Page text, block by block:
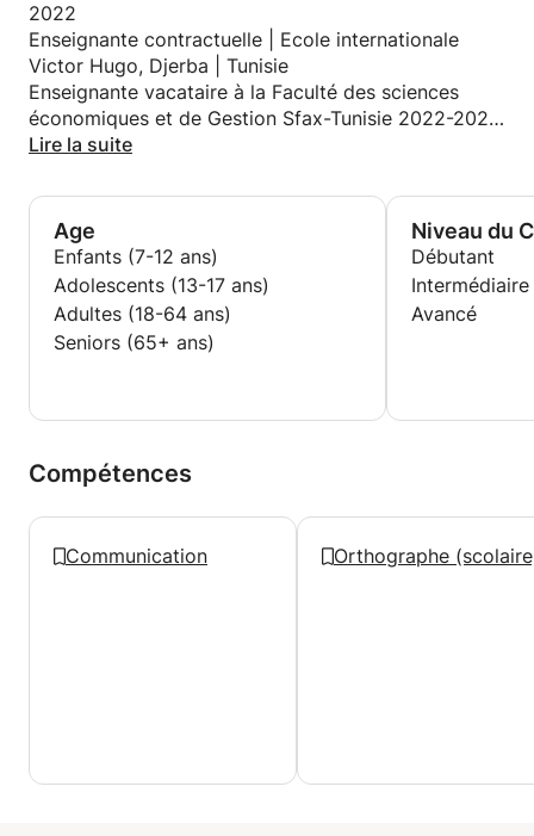
2022
Enseignante contractuelle | Ecole internationale
Victor Hugo, Djerba | Tunisie
Enseignante vacataire à la Faculté des sciences
économiques et de Gestion Sfax-Tunisie 2022-2023
Enseignante vacataire à la Faculté des sciences
Lire la suite
Age
Enfants (7-12 ans)
Adolescents (13-17 ans)
Adultes (18-64 ans)
Seniors (65+ ans)
Niveau du
Débutant
Intermédiaire
Avancé
Compétences
Communication Orthographe